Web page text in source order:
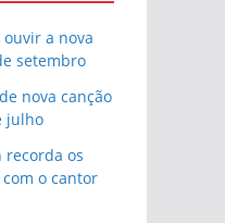
ouvir a nova
setembro
nova canção
julho
recorda os
o cantor